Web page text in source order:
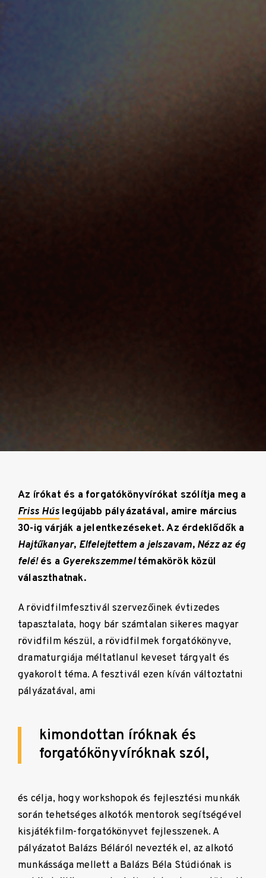
Az írókat és a forgatókönyvírókat szólítja meg a
Friss Húslegújabb pályázatával, amire március
30-ig várják a jelentkezéseket. Az érdeklődők a
Hajtűkanyar, Elfelejtettem a jelszavam, Nézz az ég
felé!és a Gyerekszemmeltémakörök közül
választhatnak.
A rövidfilmfesztivál szervezőinek évtizedes
tapasztalata, hogy bár számtalan sikeres magyar
rövidfilm készül, a rövidfilmek forgatókönyve,
dramaturgiája méltatlanul keveset tárgyalt és
gyakorolt téma. A fesztivál ezen kíván változtatni
pályázatával, ami
kimondottan íróknak és
forgatókönyvíróknak szól,
és célja, hogy workshopok és fejlesztési munkák
során tehetséges alkotók mentorok segítségével
kisjátékfilm-forgatókönyvet fejlesszenek. A
pályázatot Balázs Béláról nevezték el, az alkotó
munkássága mellett a Balázs Béla Stúdiónak is